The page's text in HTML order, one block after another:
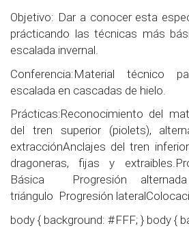
Objetivo: Dar a conocer esta
prácticando las técnicas más
escalada invernal.
Conferencia:Material técnico
escalada en cascadas de hielo.
Prácticas:Reconocimiento del
del tren superior (piolets),
extracciónAnclajes del tren
dragoneras, fijas y
Básica Progresión
triángulo Progresión
body { background: #FFF; } body {